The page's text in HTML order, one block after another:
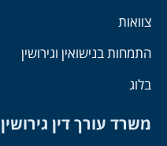
צוואות
התמחות בנישואין וגירושין
בלוג
משרד עורך דין גירושין